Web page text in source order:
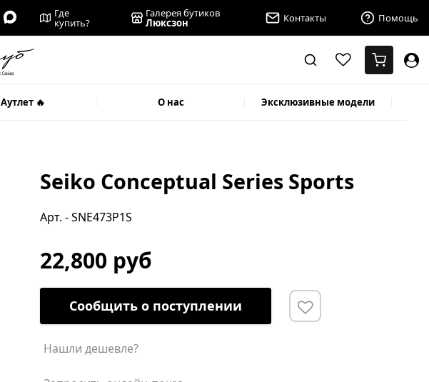
Где
купить?
Галерея бутиков
Люксзон Контакты Помощь
Аутлет 🔥 О нас Эксклюзивные модели
Seiko Conceptual Series Sports
Арт. - SNE473P1S
22,800 руб
Сообщить о поступлении
Нашли дешевле?